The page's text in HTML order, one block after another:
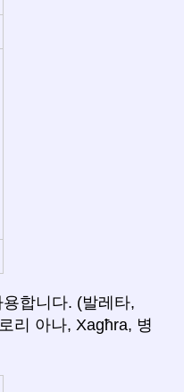
합니다. (발레타,
리 아나, Xagħra, 병